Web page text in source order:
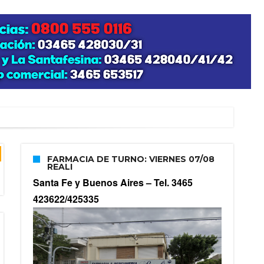
FARMACIA DE TURNO: VIERNES 07/08
REALI
Santa Fe y Buenos Aires –Tel. 3465
423622/425335